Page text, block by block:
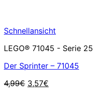
Schnellansicht
LEGO® 71045 - Serie 25
Der Sprinter – 71045
4,99€ Ursprünglicher
3,57€